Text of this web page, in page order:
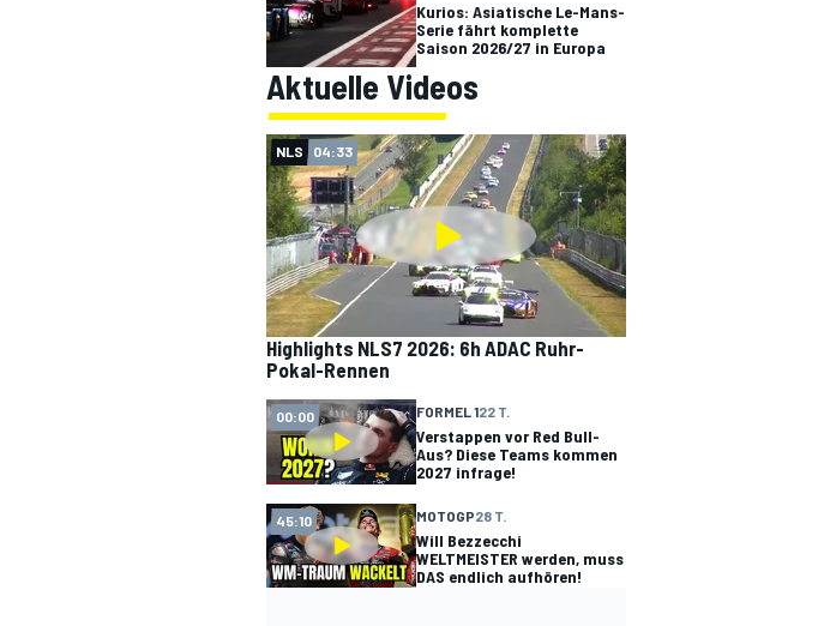
Kurios: Asiatische Le-Mans-
Serie fährt komplette
Saison 2026/27 in Europa
Aktuelle Videos
NLS 04:33
Highlights NLS7 2026: 6h ADAC Ruhr-
Pokal-Rennen
00:00 FORMEL 122 T.
Verstappen vor Red Bull-
Aus? Diese Teams kommen
2027 infrage!
45:10 MOTOGP28 T.
Will Bezzecchi
WELTMEISTER werden, muss
DAS endlich aufhören!